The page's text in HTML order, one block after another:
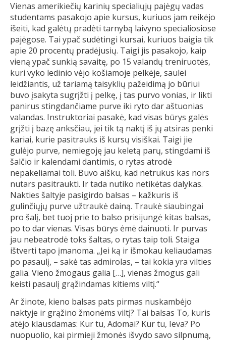
Vienas amerikiečių karinių specialiųjų pajėgų vadas
studentams pasakojo apie kursus, kuriuos jam reikėjo
išeiti, kad galėtų pradėti tarnybą laivyno specialiosiose
pajėgose. Tai ypač sudėtingi kursai, kuriuos baigia tik
apie 20 procentų pradėjusių. Taigi jis pasakojo, kaip
vieną ypač sunkią savaitę, po 15 valandų treniruotės,
kuri vyko ledinio vėjo košiamoje pelkėje, saulei
leidžiantis, už tariamą taisyklių pažeidimą jo būriui
buvo įsakyta sugrįžti į pelkę, į tas purvo vonias, ir likti
panirus stingdančiame purve iki ryto dar aštuonias
valandas. Instruktoriai pasakė, kad visas būrys galės
grįžti į bazę anksčiau, jei tik tą naktį iš jų atsiras penki
kariai, kurie pasitrauks iš kursų visiškai. Taigi jie
gulėjo purve, nemiegoję jau keletą parų, stingdami iš
šalčio ir kalendami dantimis, o rytas atrodė
nepakeliamai toli. Buvo aišku, kad netrukus kas nors
nutars pasitraukti. Ir tada nutiko netikėtas dalykas.
Nakties šaltyje pasigirdo balsas – kažkuris iš
gulinčiųjų purve užtraukė dainą. Traukė siaubingai
pro šalį, bet tuoj prie to balso prisijungė kitas balsas,
po to dar vienas. Visas būrys ėmė dainuoti. Ir purvas
jau nebeatrodė toks šaltas, o rytas taip toli. Staiga
ištverti tapo įmanoma. „Jei ką ir išmokau keliaudamas
po pasaulį, – sakė tas admirolas, – tai kokia yra vilties
galia. Vieno žmogaus galia […], vienas žmogus gali
keisti pasaulį grąžindamas kitiems viltį.“
Ar žinote, kieno balsas pats pirmas nuskambėjo
naktyje ir grąžino žmonėms viltį? Tai balsas To, kuris
atėjo klausdamas: Kur tu, Adomai? Kur tu, Ieva? Po
nuopuolio, kai pirmieji žmonės išvydo savo silpnumą,